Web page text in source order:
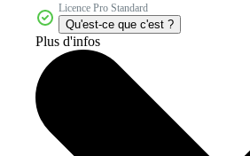
Licence Pro Standard
Qu'est-ce que c'est ?
Plus d'infos